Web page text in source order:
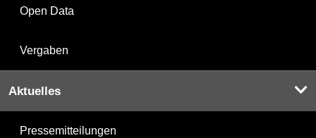
Open Data
Vergaben
Aktuelles
Pressemitteilungen